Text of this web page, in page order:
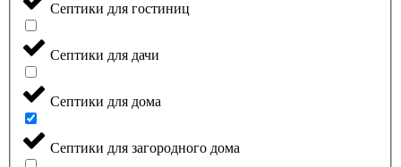
Септики для гостиниц
Септики для дачи
Септики для дома
Септики для загородного дома